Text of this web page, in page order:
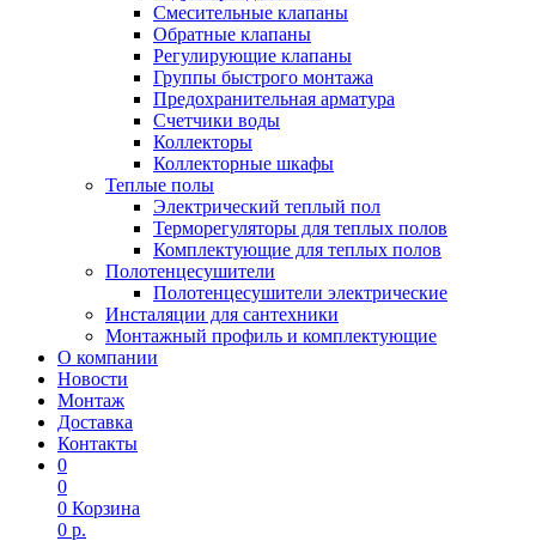
Смесительные клапаны
Обратные клапаны
Регулирующие клапаны
Группы быстрого монтажа
Предохранительная арматура
Счетчики воды
Коллекторы
Коллекторные шкафы
Теплые полы
Электрический теплый пол
Терморегуляторы для теплых полов
Комплектующие для теплых полов
Полотенцесушители
Полотенцесушители электрические
Инсталяции для сантехники
Монтажный профиль и комплектующие
О компании
Новости
Монтаж
Доставка
Контакты
0
0
0 Корзина
0 р.